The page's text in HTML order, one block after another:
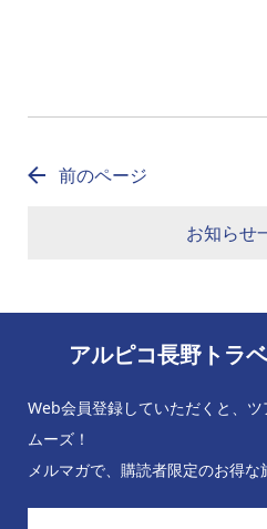
前のページ
お知らせ
アルピコ長野トラ
Web会員登録していただくと、
ムーズ！
メルマガで、購読者限定のお得な